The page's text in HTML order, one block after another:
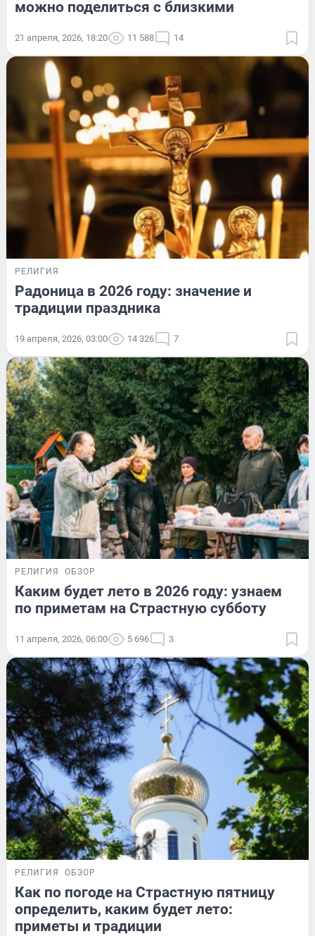
можно поделиться с близкими
21 апреля, 2026, 18:20 11 588 14
РЕЛИГИЯ
Радоница в 2026 году: значение и
традиции праздника
19 апреля, 2026, 03:00 14 326 7
РЕЛИГИЯ ОБЗОР
Каким будет лето в 2026 году: узнаем
по приметам на Страстную субботу
11 апреля, 2026, 06:00 5 696 3
РЕЛИГИЯ ОБЗОР
Как по погоде на Страстную пятницу
определить, каким будет лето:
приметы и традиции